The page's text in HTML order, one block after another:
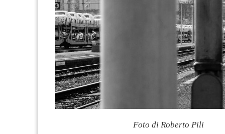
Foto di Roberto Pili